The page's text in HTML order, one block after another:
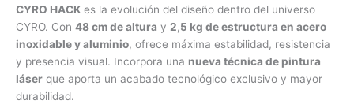
CYRO HACK es la evolución del diseño dentro del universo
CYRO. Con 48 cm de altura y 2,5 kg de estructura en acero
inoxidable y aluminio, ofrece máxima estabilidad, resistencia
y presencia visual. Incorpora una nueva técnica de pintura
láser que aporta un acabado tecnológico exclusivo y mayor
durabilidad.